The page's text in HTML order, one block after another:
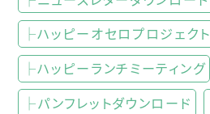
├ハッピーオセロプロジェクト
├ハッピーランチミーティング
├パンフレットダウンロード